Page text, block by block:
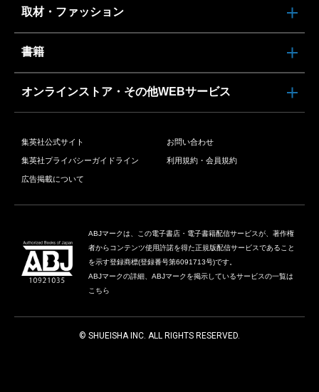
取材・ファッション
書籍
オンラインストア・その他WEBサービス
集英社公式サイト お問い合わせ
集英社プライバシーガイドライン 利用規約・会員規約
広告掲載について
ABJマークは、この電子書店・電子書籍配信サービスが、著作権
者からコンテンツ使用許諾を得た正規版配信サービスであること
を示す登録商標(登録番号第6091713号)です。
ABJマークの詳細、ABJマークを掲示しているサービスの一覧は
こちら
© SHUEISHA INC. ALL RIGHTS RESERVED.